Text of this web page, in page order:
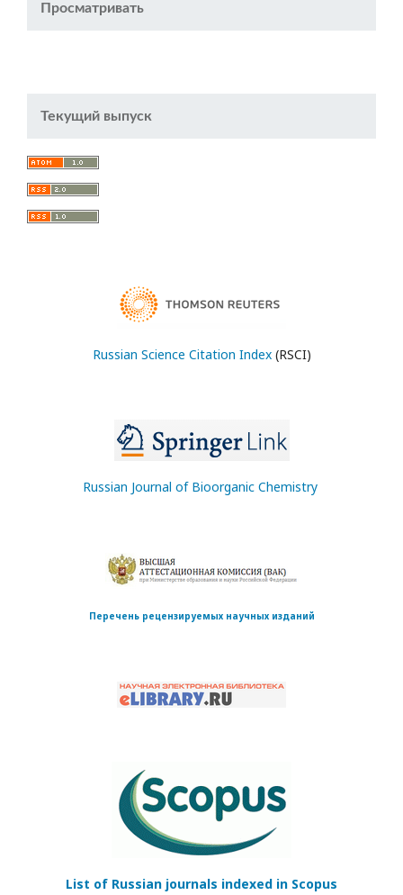
Просматривать
Текущий выпуск
Russian Science Citation Index(RSCI)
Russian Journal of Bioorganic Chemistry
Перечень рецензируемых научных изданий
List of Russian journals indexed in Scopus